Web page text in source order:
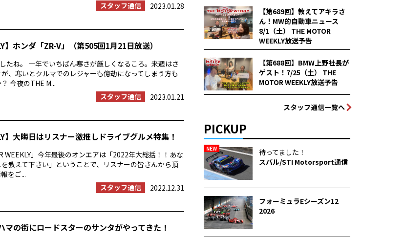
スタッフ通信
2023.01.28
】ホンダ「ZR-V」（第505回1月21日放送）
たね。 一年でいちばん寒さが厳しくなるころ。来週はさ
、寒いとクルマでのレジャーも億劫になってしまう方も
今夜のTHE M...
スタッフ通信
2023.01.21
】大晦日はリスナー激推しドライブグルメ特集！
WEEKLY」今年最後のオンエアは「2022年大総括！！あな
教えて下さい」ということで、リスナーの皆さんから頂
をご...
スタッフ通信
2022.12.31
マの街にロードスターのサンタがやってきた！
【第689回】教えてアキラさ
ん！MW的自動車ニュース
8/1（土） THE MOTOR
WEEKLY放送予告
【第688回】BMW上野社長が
ゲスト！7/25（土） THE
MOTOR WEEKLY放送予告
スタッフ通信一覧へ
PICKUP
NEW
待ってました！
スバル/STI Motorsport通信
フォーミュラEシーズン12
2026